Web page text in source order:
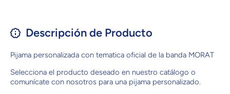
Descripción de Producto
Pijama personalizada con tematica oficial de la banda MORAT
Selecciona el producto deseado en nuestro catálogo o
comunícate con nosotros para una pijama personalizado.